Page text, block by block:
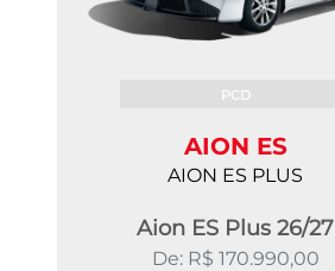
AION ES
AION ES PLUS
Aion ES Plus 26/27
PCD
De: R$ 170.990,00